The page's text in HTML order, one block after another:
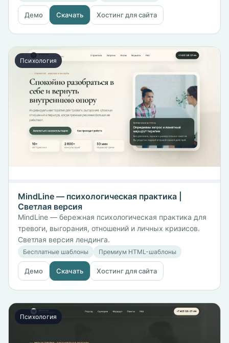
Демо Скачать Хостинг для сайта
Психология
MindLine — психологическая практика |
Светлая версия
MindLine — бережная психологическая практика для
тревоги, выгорания, отношений и личных кризисов.
Светлая версия лендинга.
Бесплатные шаблоны Премиум HTML-шаблоны
Демо Скачать Хостинг для сайта
Психология